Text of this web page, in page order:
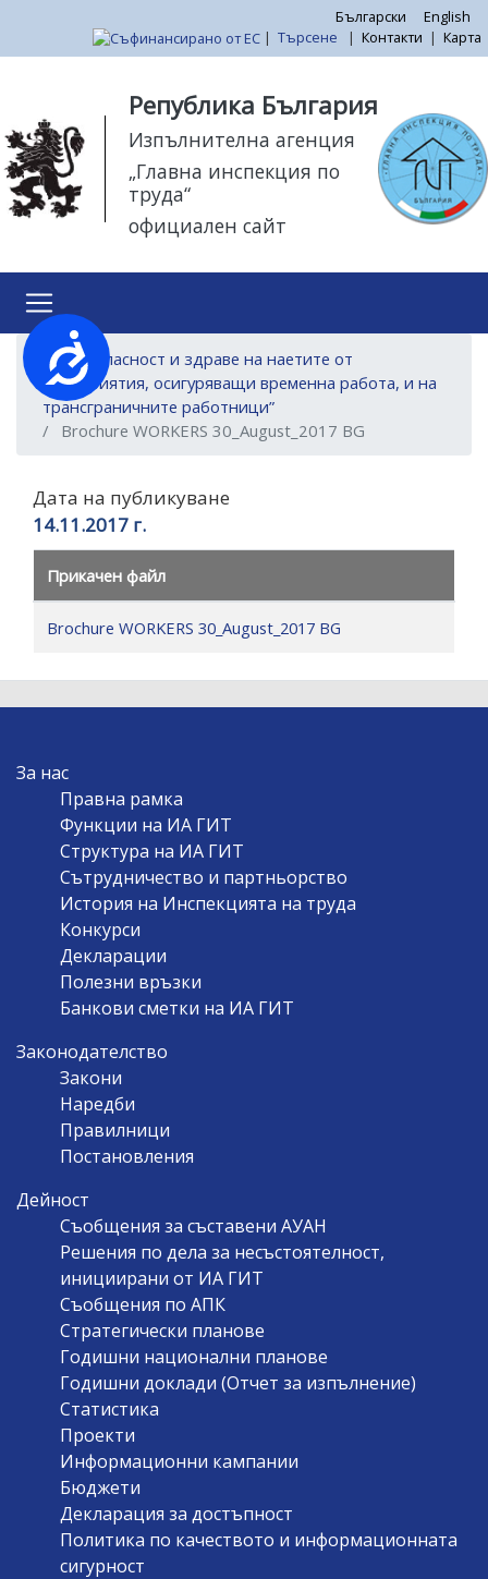
Достъпност
внимание:
Този
уебсайт
разполага
достъпност.
към
съдържание
Български
English
| Търсене | Контакти | Карта
Република България
Изпълнителна агенция
„Главна инспекция по
труда“
официален сайт
“Безопасност и здраве на наетите от
предприятия, осигуряващи временна работа, и на
трансграничните работници”
Brochure WORKERS 30_August_2017 BG
Дата на публикуване
14.11.2017 г.
Прикачен файл
Brochure WORKERS 30_August_2017 BG
NAVIGATION
За нас
Правна рамка
Функции на ИА ГИТ
Структура на ИА ГИТ
Сътрудничество и партньорство
История на Инспекцията на труда
Конкурси
Декларации
Полезни връзки
Банкови сметки на ИА ГИТ
Законодателство
Закони
Наредби
Правилници
Постановления
Дейност
Съобщения за съставени АУАН
Решения по дела за несъстоятелност,
инициирани от ИА ГИТ
Съобщения по АПК
Стратегически планове
Годишни национални планове
Годишни доклади (Отчет за изпълнение)
Статистика
Проекти
Информационни кампании
Бюджети
Декларация за достъпност
Политика по качеството и информационната
сигурност